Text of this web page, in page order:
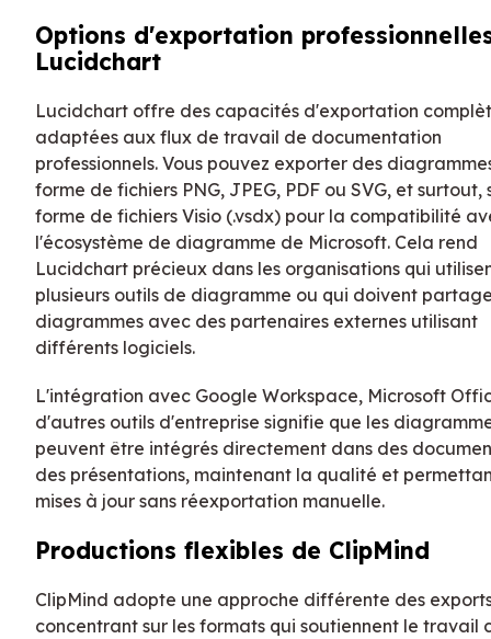
Options d'exportation
Lucidchart
Lucidchart offre des capacités d'exportation
adaptées aux flux de travail de documentation
professionnels. Vous pouvez exporter des
forme de fichiers PNG, JPEG, PDF ou SVG, et surtout,
forme de fichiers Visio (.vsdx) pour la compatibilité
l'écosystème de diagramme de Microsoft. Cela rend
Lucidchart précieux dans les organisations qui
plusieurs outils de diagramme ou qui doivent
diagrammes avec des partenaires externes utilisant
différents logiciels.
L'intégration avec Google Workspace, Microsoft
d'autres outils d'entreprise signifie que les
peuvent être intégrés directement dans des
des présentations, maintenant la qualité et
mises à jour sans réexportation manuelle.
Productions flexibles de ClipMind
ClipMind adopte une approche différente des
concentrant sur les formats qui soutiennent le travail